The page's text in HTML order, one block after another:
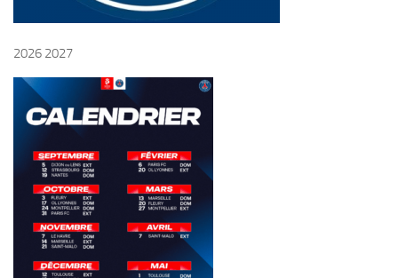
2026 2027